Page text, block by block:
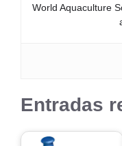
World Aquaculture
Entradas